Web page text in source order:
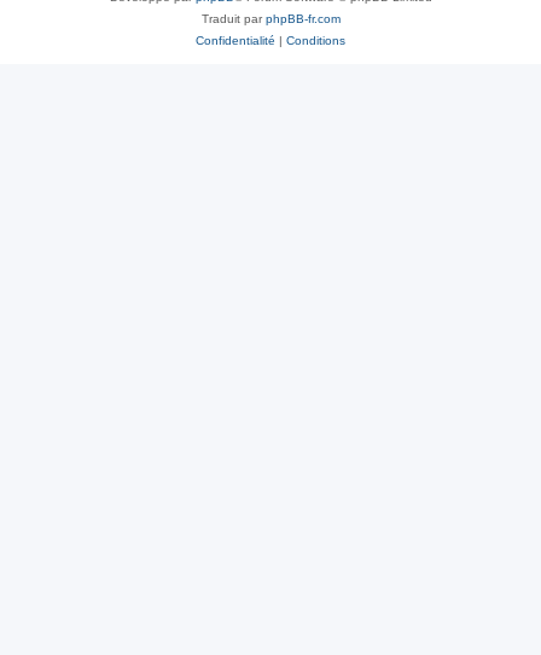
Traduit parphpBB-fr.com
Confidentialité | Conditions